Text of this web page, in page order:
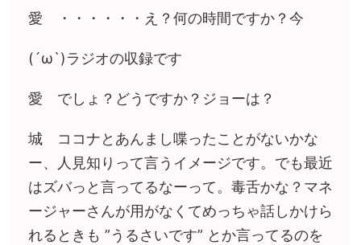
愛 ・・・・・・え？何の時間ですか？今
(´ω`)ラジオの収録です
愛 でしょ？どうですか？ジョーは？
城 ココナとあんまし喋ったことがないかな
ー、人見知りって言うイメージです。でも最近
はズバっと言ってるなーって。毒舌かな？マネ
ージャーさんが用がなくてめっちゃ話しかけら
れるときも ”うるさいです” とか言ってるのを